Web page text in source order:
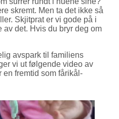
skremt. Men ta det ikke så
Skjitprat er vi gode på i
av det. Hvis du bryr deg om
avspark til familiens
vi ut følgende video av
en fremtid som fårikål-